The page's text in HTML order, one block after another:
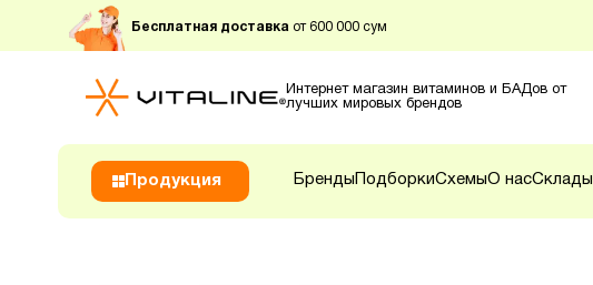
Бесплатная доставка от 600 000 сум
Интернет магазин витаминов и БАДов от
лучших мировых брендов
Продукция Бренды ПодборкиСхемыО насСклады